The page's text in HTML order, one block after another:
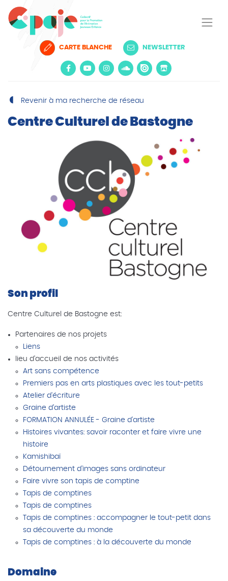
CARTE BLANCHE NEWSLETTER
Revenir à ma recherche de réseau
Centre Culturel de Bastogne
Son profil
Centre Culturel de Bastogne est:
Partenaires de nos projets
Liens
lieu d'accueil de nos activités
Art sans compétence
Premiers pas en arts plastiques avec les tout-petits
Atelier d'écriture
Graine d’artiste
FORMATION ANNULÉE - Graine d'artiste
Histoires vivantes: savoir raconter et faire vivre une
histoire
Kamishibaï
Détournement d'images sans ordinateur
Faire vivre son tapis de comptine
Tapis de comptines
Tapis de comptines
Tapis de comptines : accompagner le tout-petit dans
sa découverte du monde
Tapis de comptines : à la découverte du monde
Domaine